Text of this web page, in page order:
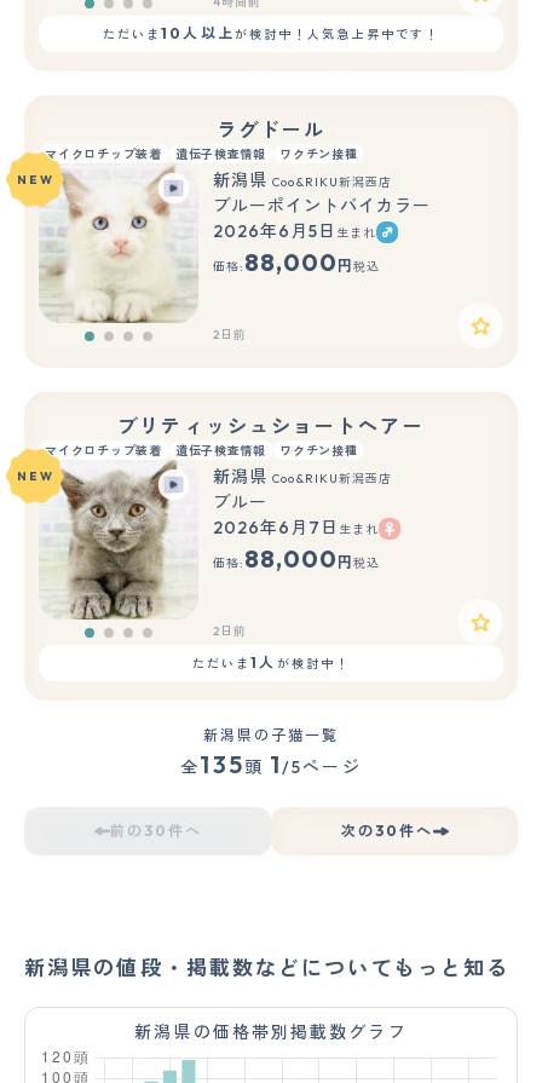
ただいま10人以上が検討中！人気急上昇中です！
ラグドール
マイクロチップ装着 遺伝子検査情報
ワクチン接種
NEW
新潟県 Coo&RIKU新潟西店
ブルーポイントバイカラー
2026年6月5日 生まれ
価格: 88,000 円 税込
2日前
ブリティッシュショートヘアー
マイクロチップ装着 遺伝子検査情報
ワクチン接種
NEW
新潟県 Coo&RIKU新潟西店
ブルー
2026年6月7日 生まれ
価格: 88,000 円 税込
2日前
ただいま1人 が検討中！
新潟県の子猫一覧
全135頭 1/5ページ
前の30件へ 次の30件へ
新潟県の値段・掲載数などについてもっと知る
新潟県の価格帯別掲載数グラフ